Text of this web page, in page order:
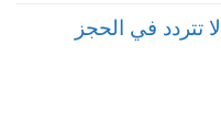
تتردد في الحجز